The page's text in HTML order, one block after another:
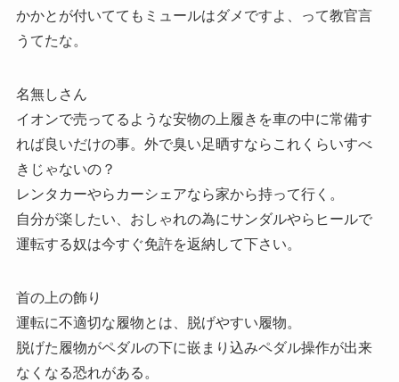
かかとが付いててもミュールはダメですよ、って教官言
うてたな。
名無しさん
イオンで売ってるような安物の上履きを車の中に常備す
れば良いだけの事。外で臭い足晒すならこれくらいすべ
きじゃないの？
レンタカーやらカーシェアなら家から持って行く。
自分が楽したい、おしゃれの為にサンダルやらヒールで
運転する奴は今すぐ免許を返納して下さい。
首の上の飾り
運転に不適切な履物とは、脱げやすい履物。
脱げた履物がペダルの下に嵌まり込みペダル操作が出来
なくなる恐れがある。